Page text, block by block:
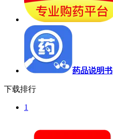
药品说明书
下载排行
1